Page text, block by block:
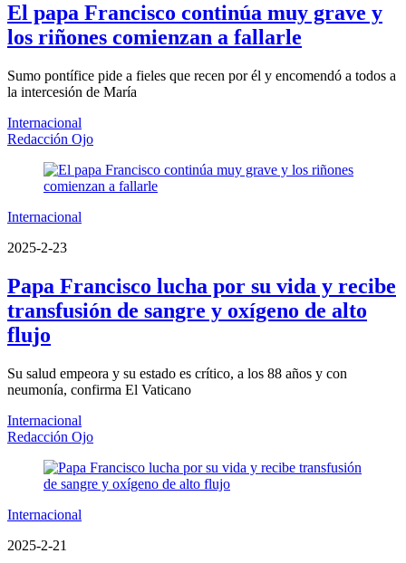
El papa Francisco continúa muy grave y
los riñones comienzan a fallarle
Sumo pontífice pide a fieles que recen por él y encomendó a todos a
la intercesión de María
Internacional
Redacción Ojo
Internacional
2025-2-23
Papa Francisco lucha por su vida y recibe
transfusión de sangre y oxígeno de alto
flujo
Su salud empeora y su estado es crítico, a los 88 años y con
neumonía, confirma El Vaticano
Internacional
Redacción Ojo
Internacional
2025-2-21